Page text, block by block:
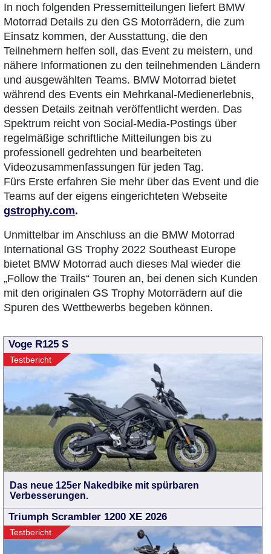
In noch folgenden Pressemitteilungen liefert BMW
Motorrad Details zu den GS Motorrädern, die zum
Einsatz kommen, der Ausstattung, die den
Teilnehmern helfen soll, das Event zu meistern, und
nähere Informationen zu den teilnehmenden Ländern
und ausgewählten Teams. BMW Motorrad bietet
während des Events ein Mehrkanal-Medienerlebnis,
dessen Details zeitnah veröffentlicht werden. Das
Spektrum reicht von Social-Media-Postings über
regelmäßige schriftliche Mitteilungen bis zu
professionell gedrehten und bearbeiteten
Videozusammenfassungen für jeden Tag.
Fürs Erste erfahren Sie mehr über das Event und die
Teams auf der eigens eingerichteten Webseite
gstrophy.com.
Unmittelbar im Anschluss an die BMW Motorrad
International GS Trophy 2022 Southeast Europe
bietet BMW Motorrad auch dieses Mal wieder die
„Follow the Trails“ Touren an, bei denen sich Kunden
mit den originalen GS Trophy Motorrädern auf die
Spuren des Wettbewerbs begeben können.
Voge R125 S
Testbericht
Das neue 125er Nakedbike mit spürbaren
Verbesserungen.
Triumph Scrambler 1200 XE 2026
Testbericht